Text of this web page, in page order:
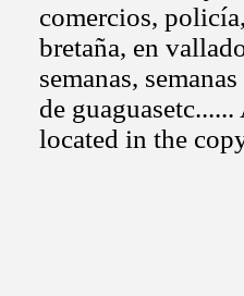
comercios,
bretaña, en
semanas,
de
located in the